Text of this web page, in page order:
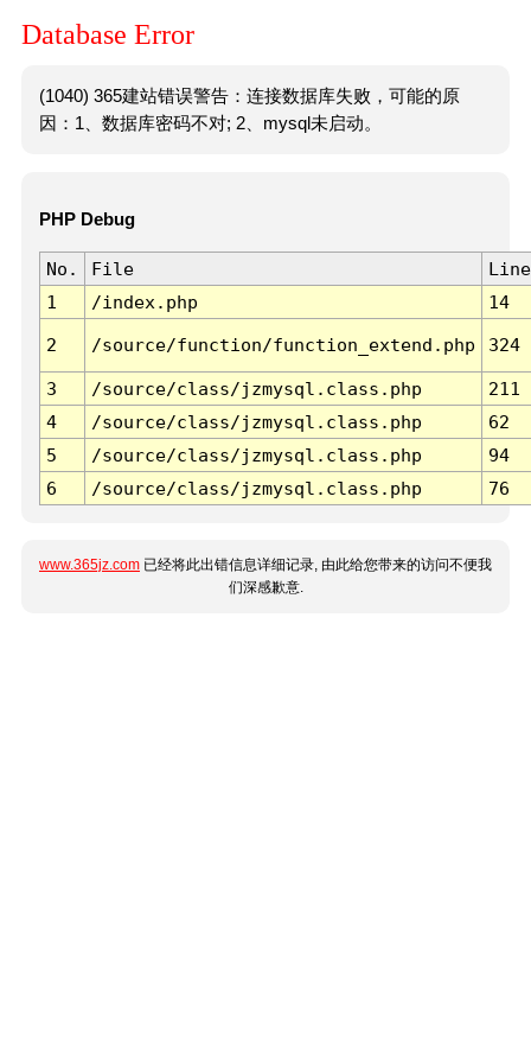
Database Error
(1040) 365建站错误警告：连接数据库失败，可能的原
因：1、数据库密码不对; 2、mysql未启动。
PHP Debug
No. File
Line
1
/index.php 14
2 /source/function/function_extend.php 324
3 /source/class/jzmysql.class.php
211
4
/source/class/jzmysql.class.php
62
5
/source/class/jzmysql.class.php
94
6
/source/class/jzmysql.class.php 76
www.365jz.com 已经将此出错信息详细记录, 由此给您带来的访问不便我
们深感歉意.